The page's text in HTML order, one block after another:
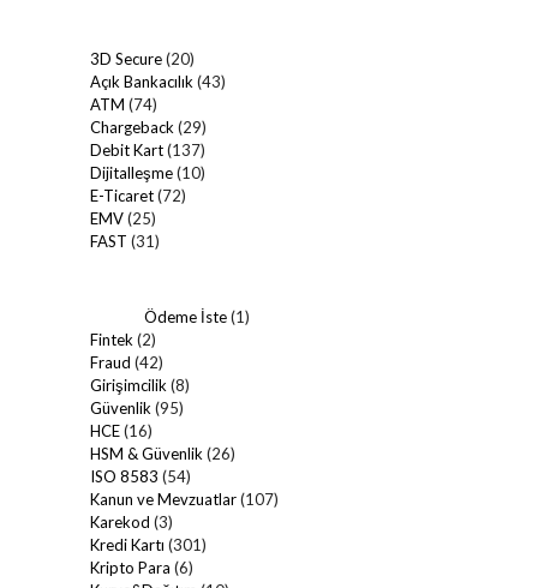
3D Secure(20)
Açık Bankacılık (43)
ATM (74)
Chargeback (29)
Debit Kart(137)
Dijitalleşme(10)
E-Ticaret(72)
EMV(25)
FAST (31)
Ödeme İste(1)
Fintek (2)
Fraud (42)
Girişimcilik (8)
Güvenlik (95)
HCE(16)
HSM & Güvenlik (26)
ISO 8583 (54)
Kanun ve Mevzuatlar(107)
Karekod (3)
Kredi Kartı (301)
Kripto Para (6)